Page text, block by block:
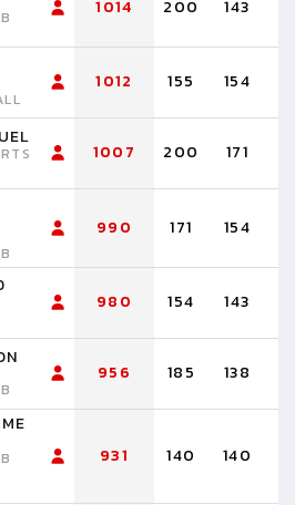
1014 200 143
1012 155 154
1007 200 171
990 171 154
980 154 143
956 185 138
931 140 140